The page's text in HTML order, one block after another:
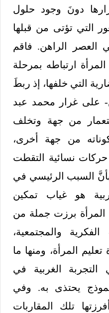
دونَ وجود حلول
التي تؤتى من قبلها
العصر الراهن. فاقم
ارتباطه بمرحلة
التي خلفها، إذ ربطَ
على غرار محمد عبد
من جهة وتخلف
من جهة أخرى،
نسائية التقطت
السبب الرئيسي في
هو غياب تمكين
المرأة برزت جملة من
والمجتمعية،
المرأة، ومنها ما
الغربية في
يحتذى به. وفي
تلك المقاربات